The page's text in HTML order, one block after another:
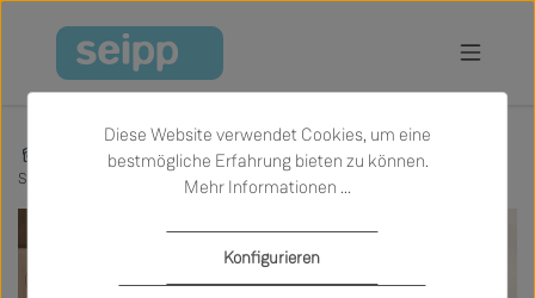
Zum Hauptinhalt springen
Inspiration
Aktionen & Neuheiten
Schramm - Wir beleuchten den guten Schlaf
Diese Website verwendet Cookies, um eine
bestmögliche Erfahrung bieten zu können.
Mehr Informationen ...
Konfigurieren